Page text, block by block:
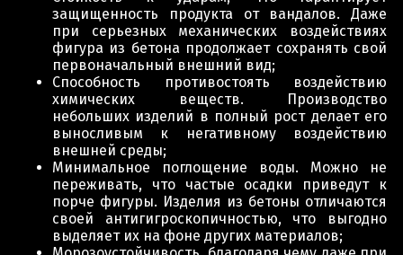
защищенность продукта от вандалов. Даже
при серьезных механических воздействиях
фигура из бетона продолжает сохранять свой
первоначальный внешний вид;
Способность противостоять воздействию
химических веществ. Производство
небольших изделий в полный рост делает его
выносливым к негативному воздействию
внешней среды;
Минимальное поглощение воды. Можно не
переживать, что частые осадки приведут к
порче фигуры. Изделия из бетоны отличаются
своей антигигроскопичностью, что выгодно
выделяет их на фоне других материалов;